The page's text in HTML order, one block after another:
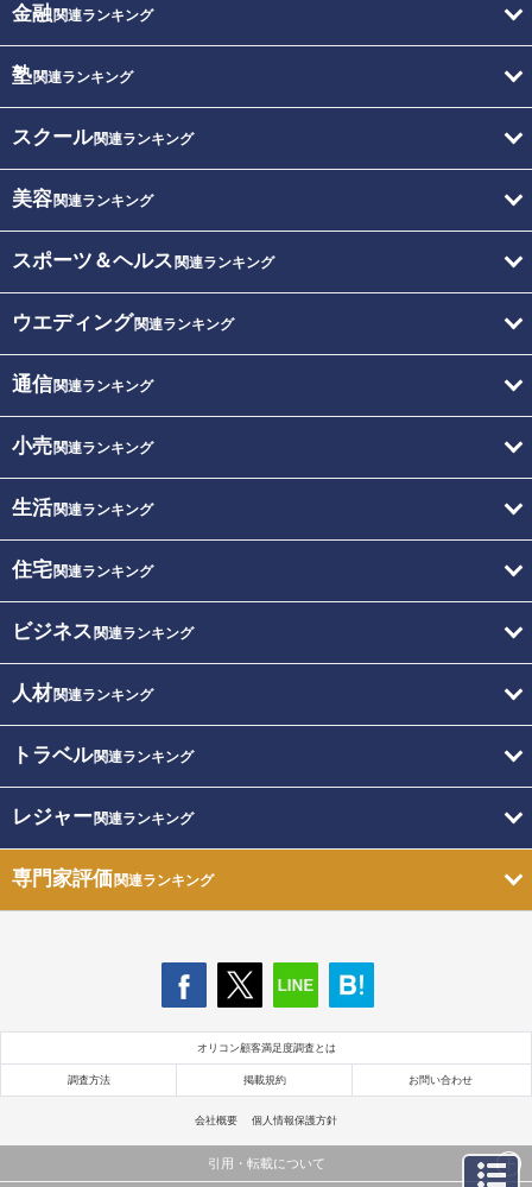
金融関連ランキング
塾関連ランキング
スクール関連ランキング
美容関連ランキング
スポーツ＆ヘルス 関連ランキング
ウエディング関連ランキング
通信関連ランキング
小売関連ランキング
生活関連ランキング
住宅関連ランキング
ビジネス 関連ランキング
人材関連ランキング
トラベル関連ランキング
レジャー関連ランキング
専門家評価関連ランキング
オリコン顧客満足度調査とは
調査方法 掲載規約 お問い合わせ
会社概要 個人情報保護方針
引用・転載について